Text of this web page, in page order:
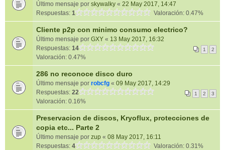
Último mensaje por skywalky « 22 May 2017, 14:47
Respuestas: 1 Valoración: 0.47%
Cliente p2p con minimo consumo electrico?
Último mensaje por GXY « 13 May 2017, 16:32
Respuestas: 14 1 2
Valoración: 0.47%
286 no reconoce disco duro
Último mensaje por robcfg « 09 May 2017, 14:29
Respuestas: 22 1 2 3
Valoración: 0.16%
Preservacion de discos, Kryoflux, protecciones de
copia etc... Parte 2
Último mensaje por zup « 08 May 2017, 16:11
Respuestas: 4 Valoración: 0.31%